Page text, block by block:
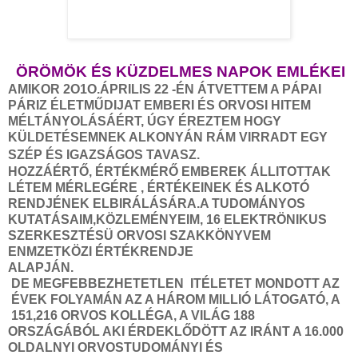
ÖRÖMÖK ÉS KÜZDELMES NAPOK EMLÉKEI
AMIKOR 2O1O.ÁPRILIS 22 -ÉN ÁTVETTEM A PÁPAI
PÁRIZ ÉLETMŰDIJAT EMBERI ÉS ORVOSI HITEM
MÉLTÁNYOLÁSÁÉRT, ÚGY ÉREZTEM HOGY
KÜLDETÉSEMNEK ALKONYÁN RÁM VIRRADT EGY
SZÉP ÉS IGAZSÁGOS TAVASZ.
HOZZÁÉRTŐ, ÉRTÉKMÉRŐ EMBEREK ÁLLITOTTAK
LÉTEM MÉRLEGÉRE , ÉRTÉKEINEK ÉS ALKOTÓ
RENDJÉNEK ELBIRÁLÁSÁRA.A TUDOMÁNYOS
KUTATÁSAIM,KÖZLEMÉNYEIM, 16 ELEKTRÖNIKUS
SZERKESZTÉSÜ ORVOSI SZAKKÖNYVEM
ENMZETKÖZI ÉRTÉKRENDJE
ALAPJÁN.
DE MEGFEBBEZHETETLEN ITÉLETET MONDOTT AZ
ÉVEK FOLYAMÁN AZ A HÁROM MILLIÓ LÁTOGATÓ, A
151,216 ORVOS KOLLÉGA, A VILÁG 188
ORSZÁGÁBÓL AKI ÉRDEKLŐDÖTT AZ IRÁNT A 16.000
OLDALNYI ORVOSTUDOMÁNYI ÉS